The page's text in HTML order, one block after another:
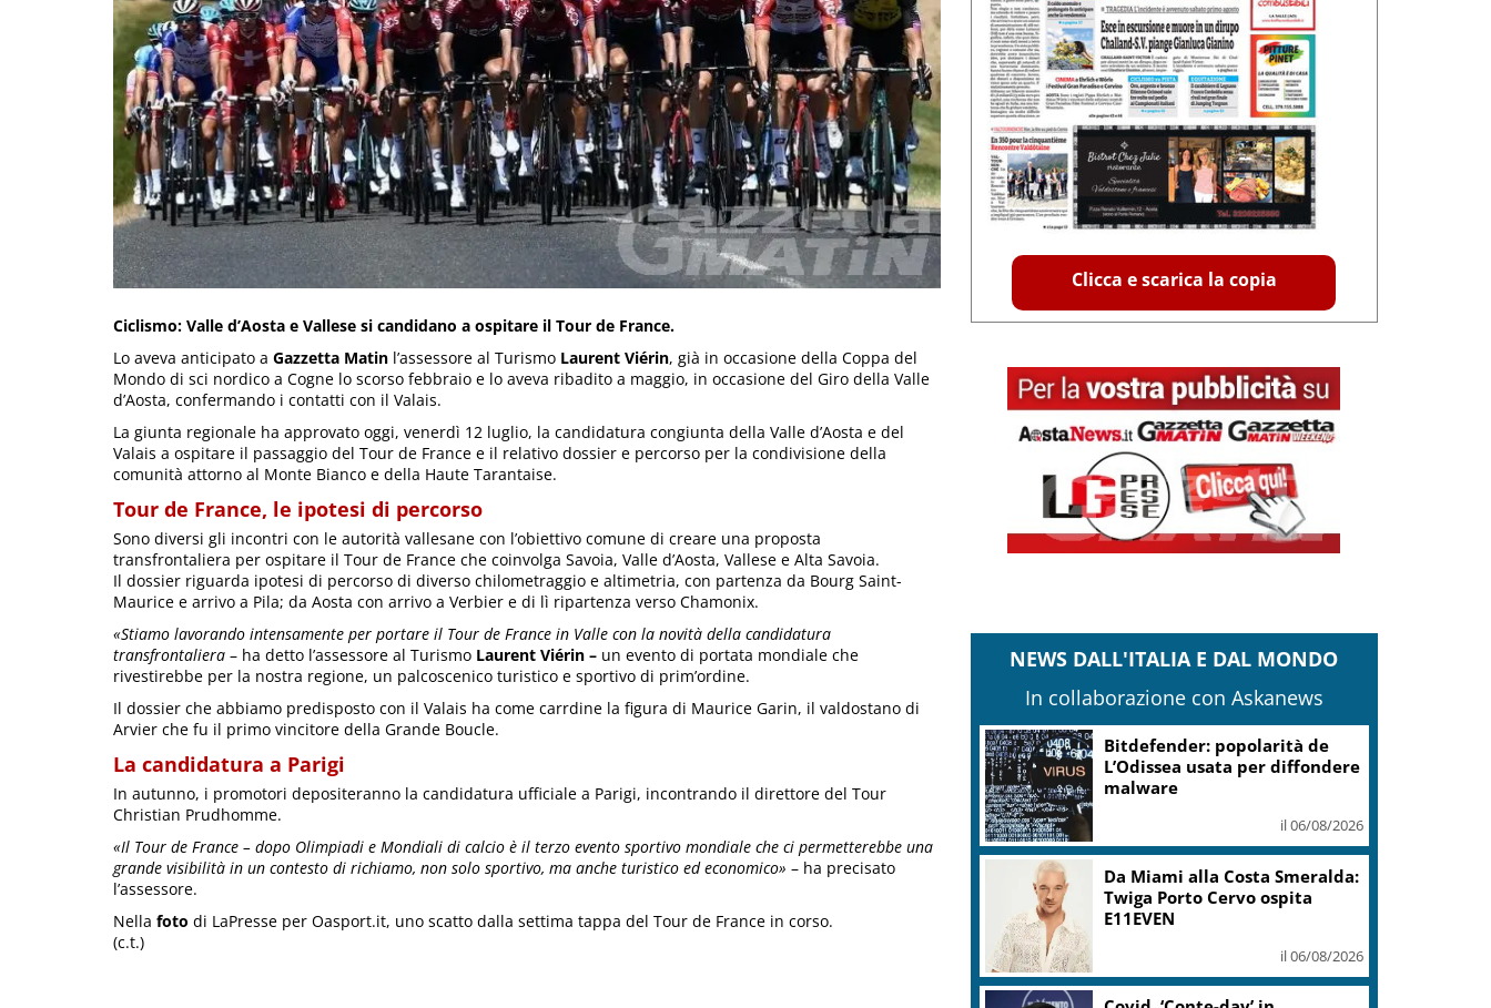
Ciclismo: Valle d’Aosta e Vallese si candidano a ospitare il Tour de France.
Lo aveva anticipato a Gazzetta Matin l’assessore al Turismo Laurent Viérin, già in occasione della Coppa del
Mondo di sci nordico a Cogne lo scorso febbraio e lo aveva ribadito a maggio, in occasione del Giro della Valle
d’Aosta, confermando i contatti con il Valais.
La giunta regionale ha approvato oggi, venerdì 12 luglio, la candidatura congiunta della Valle d’Aosta e del
Valais a ospitare il passaggio del Tour de France e il relativo dossier e percorso per la condivisione della
comunità attorno al Monte Bianco e della Haute Tarantaise.
Tour de France, le ipotesi di percorso
Sono diversi gli incontri con le autorità vallesane con l’obiettivo comune di creare una proposta
transfrontaliera per ospitare il Tour de France che coinvolga Savoia, Valle d’Aosta, Vallese e Alta Savoia.
Il dossier riguarda ipotesi di percorso di diverso chilometraggio e altimetria, con partenza da Bourg Saint-
Maurice e arrivo a Pila; da Aosta con arrivo a Verbier e di lì ripartenza verso Chamonix.
«Stiamo lavorando intensamente per portare il Tour de France in Valle con la novità della candidatura
transfrontaliera – ha detto l’assessore al Turismo Laurent Viérin – un evento di portata mondiale che
rivestirebbe per la nostra regione, un palcoscenico turistico e sportivo di prim’ordine.
Il dossier che abbiamo predisposto con il Valais ha come carrdine la figura di Maurice Garin, il valdostano di
Arvier che fu il primo vincitore della Grande Boucle.
La candidatura a Parigi
In autunno, i promotori depositeranno la candidatura ufficiale a Parigi, incontrando il direttore del Tour
Christian Prudhomme.
«Il Tour de France – dopo Olimpiadi e Mondiali di calcio è il terzo evento sportivo mondiale che ci permetterebbe una
grande visibilità in un contesto di richiamo, non solo sportivo, ma anche turistico ed economico» – ha precisato
l’assessore.
Nella foto di LaPresse per Oasport.it, uno scatto dalla settima tappa del Tour de France in corso.
(c.t.)
Clicca e scarica la copia
NEWS DALL'ITALIA E DAL MONDO
In collaborazione con Askanews
Bitdefender: popolarità de
L’Odissea usata per diffondere
malware
il 06/08/2026
Da Miami alla Costa Smeralda:
Twiga Porto Cervo ospita
E11EVEN
il 06/08/2026